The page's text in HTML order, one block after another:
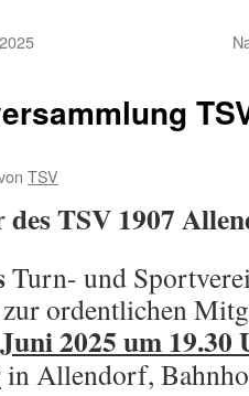
TSV
des TSV 1907
Turn- und
ordentlichen
2025 um 19.30
in Allendorf,